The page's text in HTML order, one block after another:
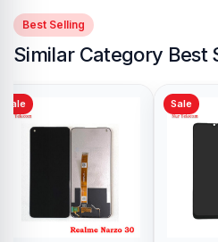
Best Selling
Similar Category Best